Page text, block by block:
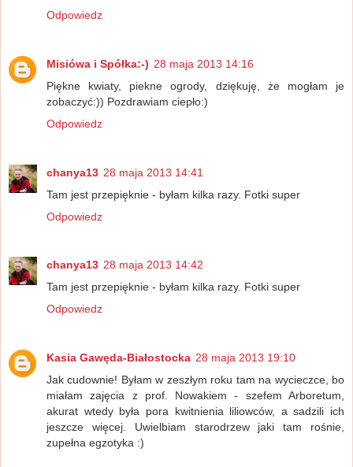
Odpowiedz
Misiówa i Spółka:-) 28 maja 2013 14:16
Piękne kwiaty, piekne ogrody, dziękuję, że mogłam je
zobaczyć:)) Pozdrawiam ciepło:)
Odpowiedz
chanya13 28 maja 2013 14:41
Tam jest przepięknie - byłam kilka razy. Fotki super
Odpowiedz
chanya13 28 maja 2013 14:42
Tam jest przepięknie - byłam kilka razy. Fotki super
Odpowiedz
Kasia Gawęda-Białostocka 28 maja 2013 19:10
Jak cudownie! Byłam w zeszłym roku tam na wycieczce, bo
miałam zajęcia z prof. Nowakiem - szefem Arboretum,
akurat wtedy była pora kwitnienia liliowców, a sadzili ich
jeszcze więcej. Uwielbiam starodrzew jaki tam rośnie,
zupełna egzotyka :)